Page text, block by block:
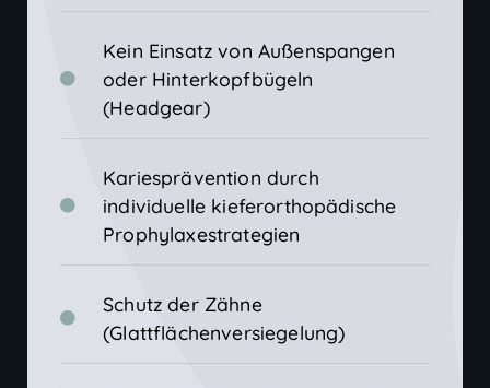
Kein Einsatz von Außenspangen
oder Hinterkopfbügeln
(Headgear)
Kariesprävention durch
individuelle kieferorthopädische
Prophylaxestrategien
Schutz der Zähne
(Glattflächenversiegelung)